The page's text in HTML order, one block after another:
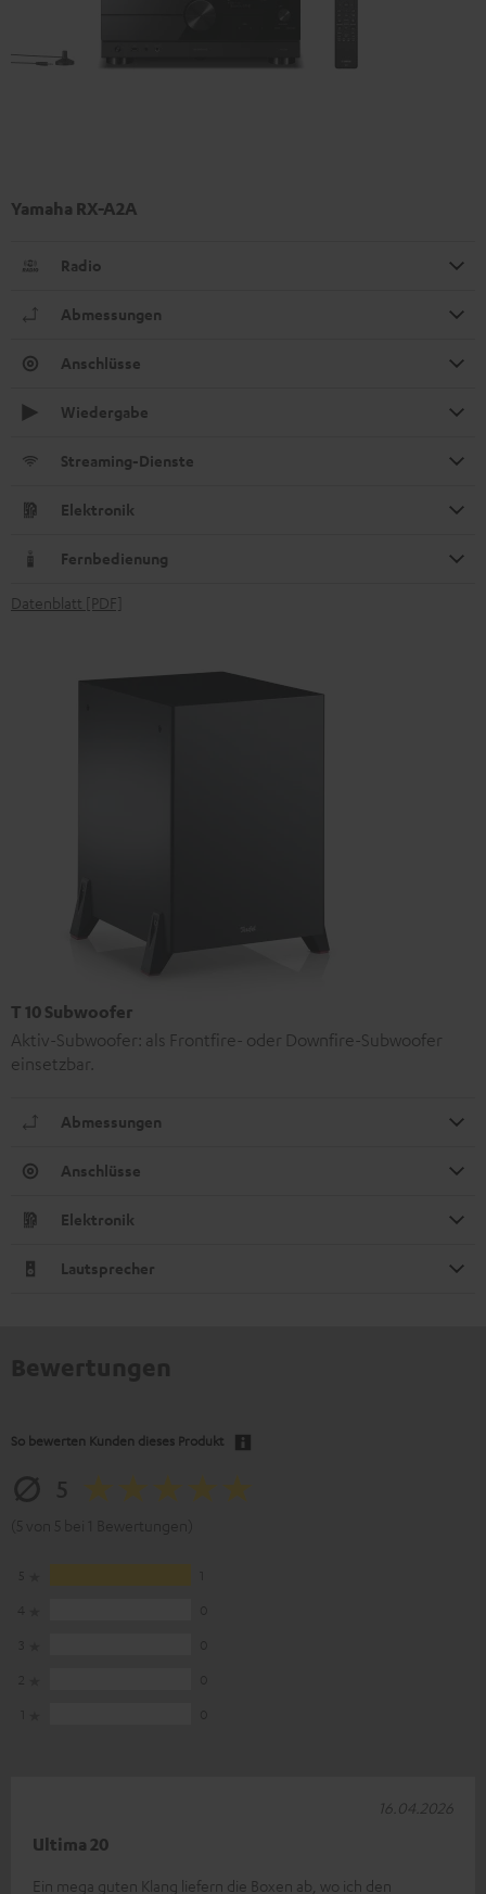
Yamaha RX-A2A
Radio
Abmessungen
Anschlüsse
Wiedergabe
Streaming-Dienste
Elektronik
Fernbedienung
Datenblatt [PDF]
T 10 Subwoofer
Aktiv-Subwoofer: als Frontfire- oder Downfire-Subwoofer
einsetzbar.
Abmessungen
Anschlüsse
Elektronik
Lautsprecher
So bewerten Kunden dieses Produkt
Ultima 20
Ein mega guten Klang liefern die Boxen ab, wo ich den
16.04.2026